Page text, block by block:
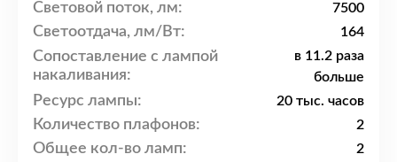
Световой поток, лм: 7500
Светоотдача, лм/Вт: 164
Сопоставление с лампой
накаливания:
в 11.2 раза
больше
Ресурс лампы: 20 тыс. часов
Количество плафонов: 2
Общее кол-во ламп: 2